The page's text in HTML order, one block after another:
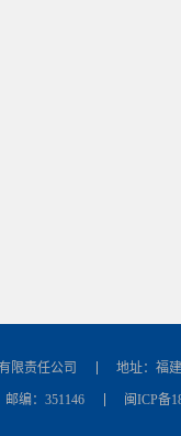
限责任公司 地址：福
邮编：351146 闽ICP备